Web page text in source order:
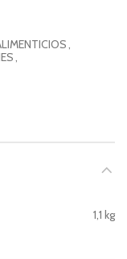
,
,
1,1 kg